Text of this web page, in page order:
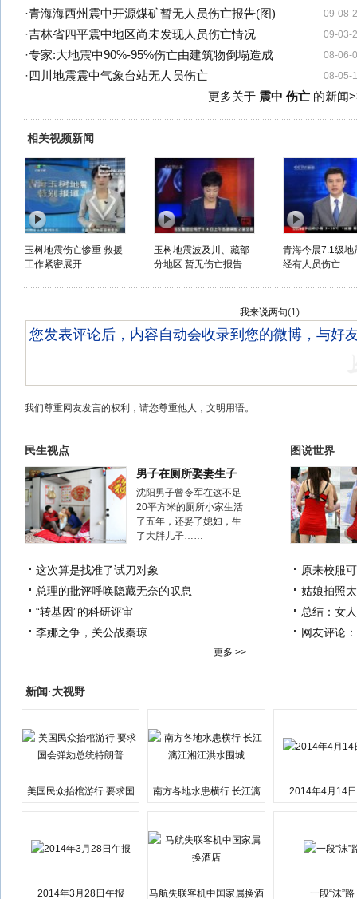
09-08-
·青海海西州震中开源煤矿暂无人员伤亡报告(图)
09-03-
·吉林省四平震中地区尚未发现人员伤亡情况
08-06-
·专家:大地震中90%-95%伤亡由建筑物倒塌造成
08-05-
· 四川地震震中气象台站无人员伤亡
更多关于 震中 伤亡的新闻
相关视频新闻
玉树地震伤亡惨重 救援
工作紧密展开
玉树地震波及川、藏部
分地区 暂无伤亡报告
青海今晨7.1级地
经有人员伤亡
我来说两句(1)
我们尊重网友发言的权利，请您尊重他人，文明用语。
民生视点
男子在厕所娶妻生子
沈阳男子曾令军在这不足
20平方米的厕所小家生活
了五年，还娶了媳妇，生
了大胖儿子……
这次算是找准了试刀对象
总理的批评呼唤隐藏无奈的叹息
“转基因”的科研评审
李娜之争，关公战秦琼
更多 >>
图说世界
原来校服
姑娘拍照
总结：女
网友评论
新闻·大视野
美国民众抬棺游行 要求国
南方各地水患横行 长江漓
2014年4月14
2014年3月28日午报 马航失联客机中国家属换酒 一段“沫”路